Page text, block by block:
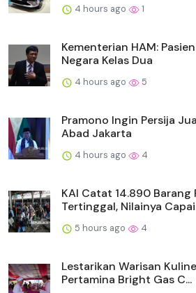
4 hours ago 1
Kementerian HAM:
Negara Kelas Dua
4 hours ago 5
Pramono Ingin Persija
Abad Jakarta
4 hours ago 4
KAI Catat 14.890 Barang
Tertinggal, Nilainya
5 hours ago 4
Lestarikan Warisan
Pertamina Bright Gas C...